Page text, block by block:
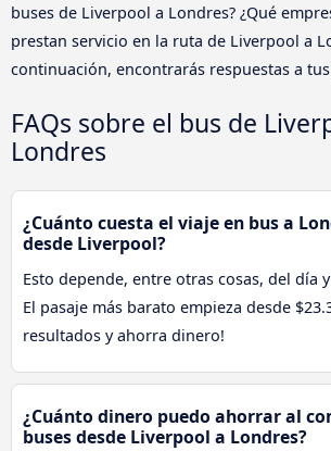
buses de Liverpool a Londres? ¿Qué
prestan servicio en la ruta de Liverpool a
continuación, encontrarás respuestas a
FAQs sobre el bus de
Londres
¿Cuánto cuesta el viaje en bus a
desde Liverpool?
Esto depende, entre otras cosas, del día
El pasaje más barato empieza desde
resultados y ahorra dinero!
¿Cuánto dinero puedo ahorrar al
buses desde Liverpool a Londres?